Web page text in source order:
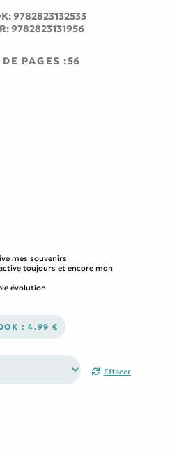
9782823132533
9782823131956
PAGES :56
mes souvenirs
toujours et encore mon
évolution
dans un désert d’incertitude
tendres et passionnés.
au rythme des rencontres et des
poétique précède la pensée
de l’expression.
: 4.99 €
Effacer